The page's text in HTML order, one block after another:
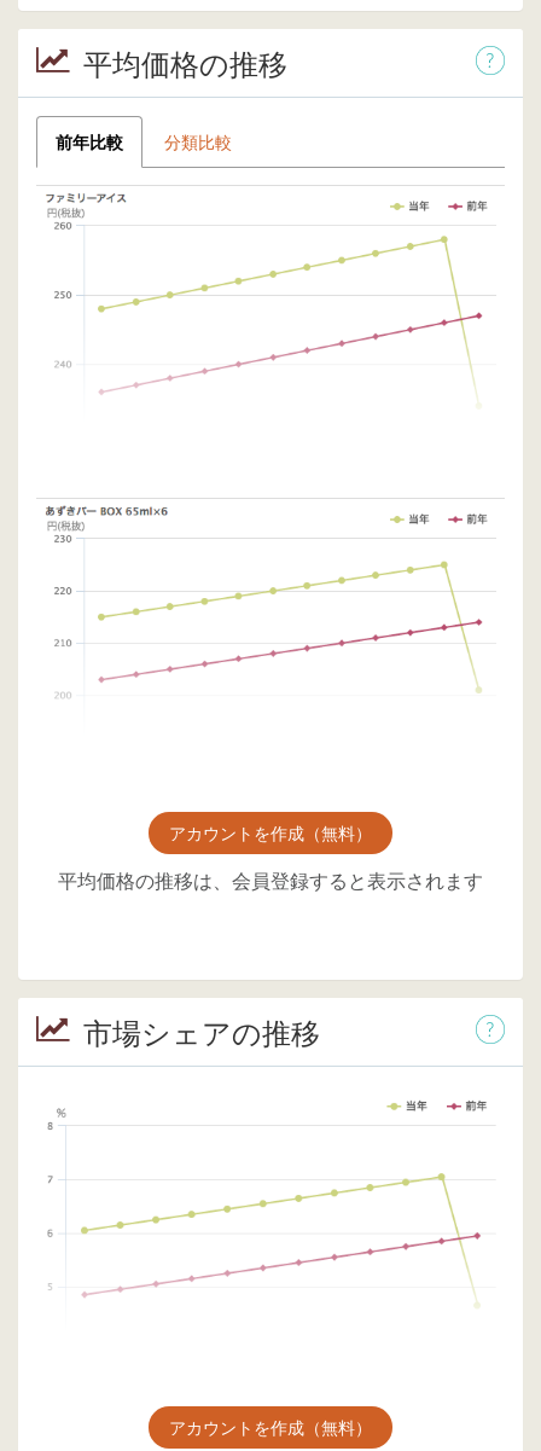
平均価格の推移
前年比較 分類比較
アカウントを作成（無料）
平均価格の推移は、会員登録すると表示されます
市場シェアの推移
アカウントを作成（無料）